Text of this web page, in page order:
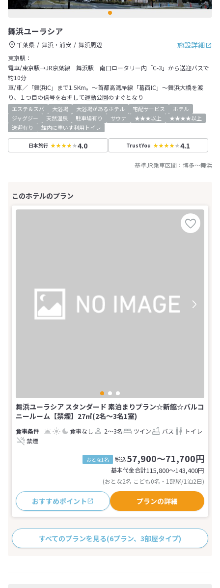
舞浜ユーラシア
施設詳細
千葉県 舞浜・浦安
舞浜周辺
東京駅：
電車/東京駅→JR京葉線 舞浜駅 南口ロータリー内「C-3」から送迎バスで
約10分
車/車／「舞浜IC」まで1.5Km。～首都高湾岸線「葛西IC」～舞浜大橋を渡
り、１つ目の信号を右折して運動公園のすぐとなり
エステ＆スパ 大浴場 大浴場があるホテル 宅配サービス
ホテル
ジャグジー
天然温泉 駐車場有り サウナ ★★★以上
★★★★以上
送迎有り
館内に車いす利用トイレ
日本旅行 4.0 TrustYou 4.1
基準JR乗車区間： 博多～舞浜
舞浜ユーラシア スタンダード 素泊まりプラン☆新館☆バルコ
ニールーム【禁煙】27㎡(2名～3名1室)
食事なし 2～3名 ツイン バス
トイレ
禁煙
おとな1名 税込57,900～71,700円
基本代金合計115,800〜143,400円
(おとな2名 こども0名・1部屋/1泊2日)
おすすめポイント プランの詳細
すべてのプランを見る(6プラン、3部屋タイプ)